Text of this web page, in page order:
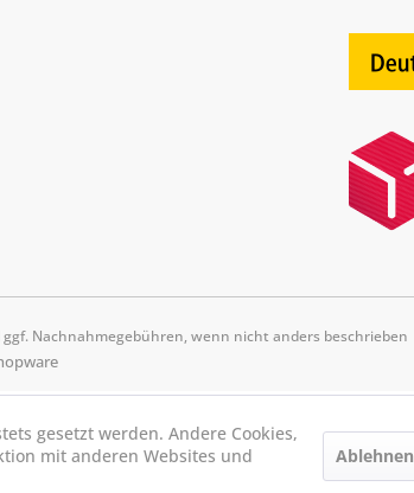
ggf. Nachnahmegebühren, wenn nicht anders beschrieben
gesetzt werden. Andere Cookies,
mit anderen Websites und
Ablehnen